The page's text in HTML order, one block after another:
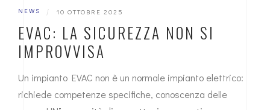
NEWS | 10 OTTOBRE 2025
EVAC: LA SICUREZZA NON SI
IMPROVVISA
Un impianto EVAC non è un normale impianto elettrico:
richiede competenze specifiche, conoscenza delle